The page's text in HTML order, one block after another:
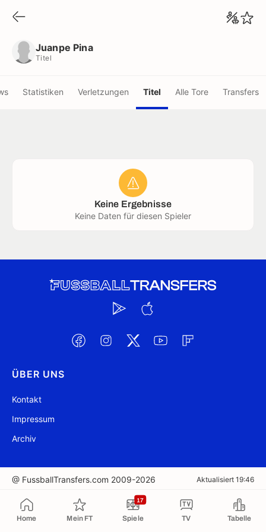
Home Mein FT Spiele
17
TV Tabelle
Juanpe Pina
Titel
Statistiken Verletzungen Titel Alle Tore Transfers
Keine Ergebnisse
Keine Daten für diesen Spieler
ÜBER UNS
Kontakt
Impressum
Archiv
@ FussballTransfers.com 2009-2026 Aktualisiert 19:46
In die Zwischenablage kopiert